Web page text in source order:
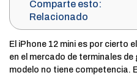
Comparte esto:
Relacionado
El iPhone 12 mini es por cierto
en el mercado de terminales
modelo no tiene competencia.